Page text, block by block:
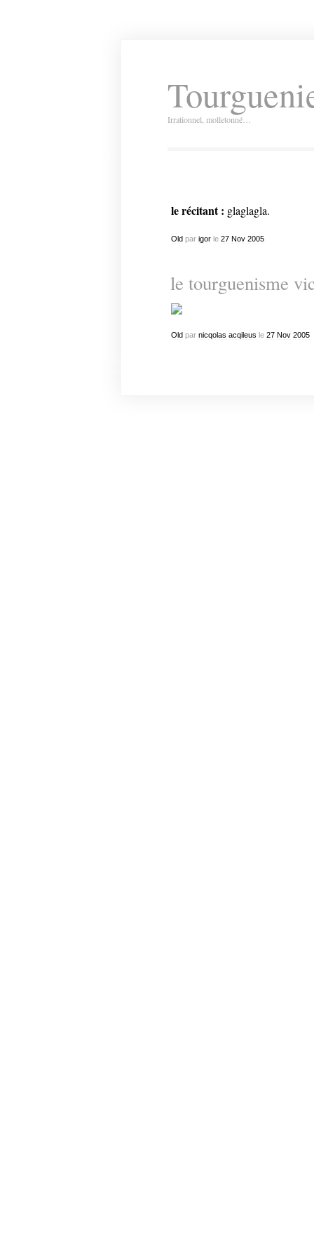
Irrationnel, molletonné…
le récitant : glaglagla.
Oldpar igorle 27 Nov 2005
le tourguenisme
Oldpar nicqolas acqileus le 27 Nov 2005